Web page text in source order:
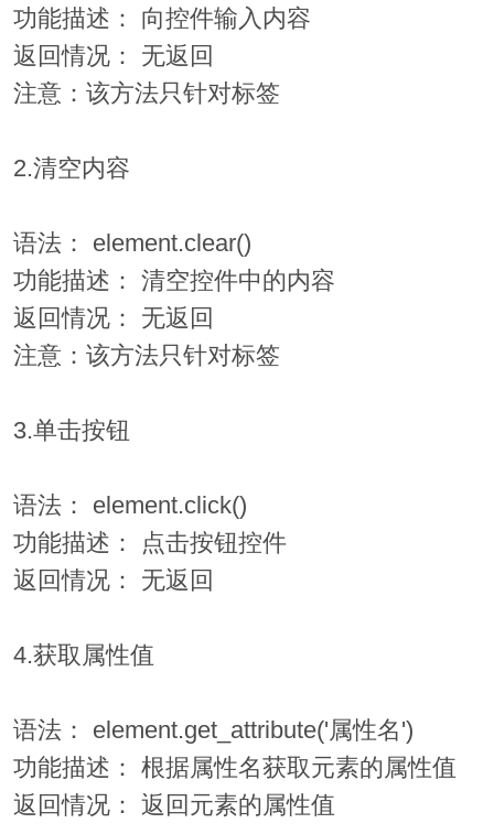
功能描述： 向控件输入内容
返回情况： 无返回
注意：该方法只针对标签
2.清空内容
语法： element.clear()
功能描述： 清空控件中的内容
返回情况： 无返回
注意：该方法只针对标签
3.单击按钮
语法： element.click()
功能描述： 点击按钮控件
返回情况： 无返回
4.获取属性值
语法： element.get_attribute('属性名')
功能描述： 根据属性名获取元素的属性值
返回情况： 返回元素的属性值